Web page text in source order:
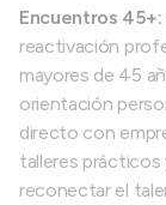
Encuentros 45+:
reactivación
mayores de 45
orientación
directo con
talleres prácticos
reconectar el